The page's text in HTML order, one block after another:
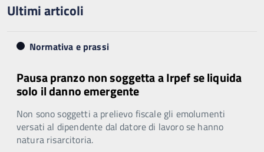
Ultimi articoli
Normativa e prassi
Pausa pranzo non soggetta a Irpef se liquida
solo il danno emergente
Non sono soggetti a prelievo fiscale gli emolumenti
versati al dipendente dal datore di lavoro se hanno
natura risarcitoria.